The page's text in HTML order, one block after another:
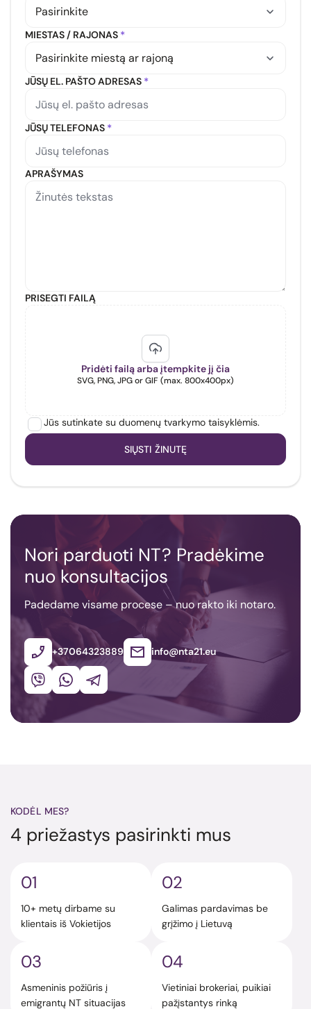
MIESTAS / RAJONAS *
JŪSŲ EL. PAŠTO ADRESAS *
JŪSŲ TELEFONAS *
APRAŠYMAS
PRISEGTI FAILĄ
Pridėti failą arba įtempkite jį čia
SVG, PNG, JPG or GIF (max. 800x400px)
Jūs sutinkate su duomenų tvarkymo taisyklėmis.
SIŲSTI ŽINUTĘ
Nori parduoti NT? Pradėkime
nuo konsultacijos
Padedame visame procese – nuo rakto iki notaro.
+37064323889 info@nta21.eu
KODĖL MES?
4 priežastys pasirinkti mus
01
10+ metų dirbame su
klientais iš Vokietijos
02
Galimas pardavimas be
grįžimo į Lietuvą
03
Asmeninis požiūris į
emigrantų NT situacijas
04
Vietiniai brokeriai, puikiai
pažįstantys rinką